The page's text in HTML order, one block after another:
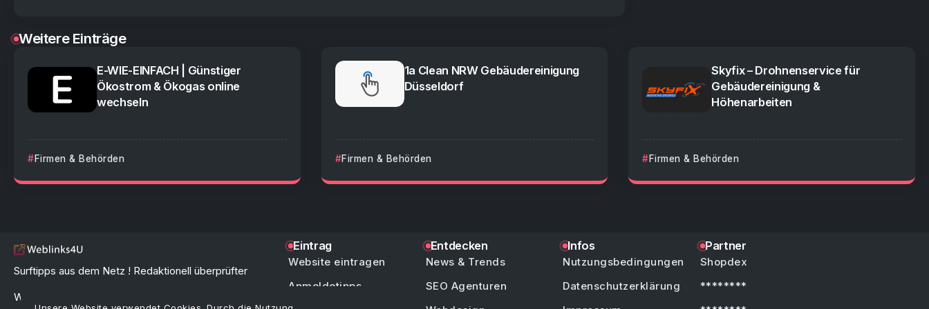
Weitere Einträge
E-WIE-EINFACH | Günstiger
Ökostrom & Ökogas online
wechseln
Firmen & Behörden
1a Clean NRW Gebäudereinigung
Düsseldorf
Firmen & Behörden
Skyfix – Drohnenservice für
Gebäudereinigung &
Höhenarbeiten
Firmen & Behörden
Surftipps aus dem Netz ! Redaktionell überprüfter
Webkatalog & Linkverzeichnis zur schnellen und
Eintrag
Website eintragen
Anmeldetipps
Entdecken
News & Trends
SEO Agenturen
Infos
Nutzungsbedingungen
Datenschutzerklärung
Partner
Shopdex
********